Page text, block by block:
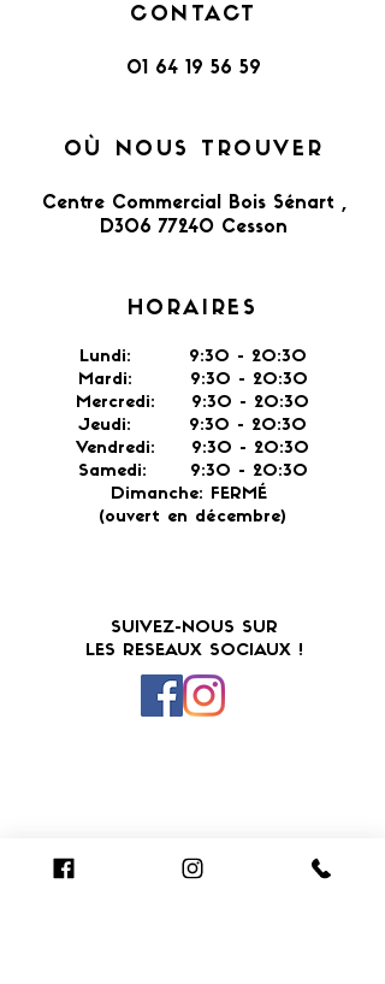
CONTACT
01 64 19 56 59
OÙ NOUS TROUVER
Centre Commercial Bois Sénart ,
D306 77240 Cesson​
HORAIRES
Lundi: 9:30 - 20:30
Mardi: 9:30 - 20:30
Mercredi: 9:30 - 20:30
Jeudi: 9:30 - 20:30
Vendredi: 9:30 - 20:30
Samedi: 9:30 - 20:30
Dimanche: FERMÉ
(ouvert en décembre)
SUIVEZ-NOUS SUR
LES RESEAUX SOCIAUX !